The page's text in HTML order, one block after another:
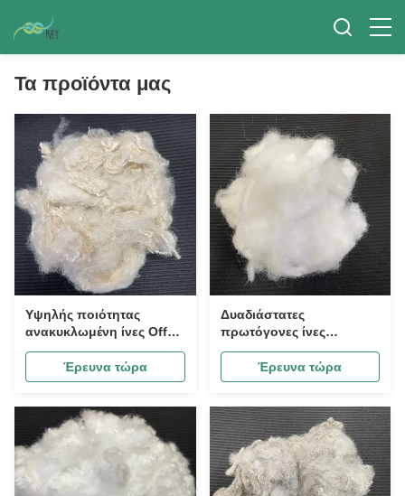
Τα προϊόντα μας
Υψηλής ποιότητας
ανακυκλωμένη ίνες Off
White Χαμηλού Σημείου
Τήξης 4D*51mm, Ίνες
Σταμπλ Χαμηλής Τήξης
Έρευνα τώρα
Δυαδιάστατες
πρωτόγονες ίνες
πολυεστέρα για σκληρό
βαμβάκι, υποθέματα
χαλιών και συσκευασίες
Έρευνα τώρα